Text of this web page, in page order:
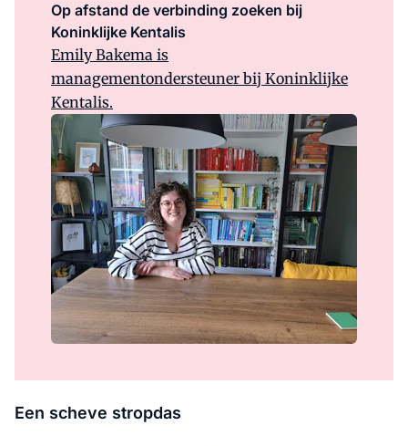
Op afstand de verbinding zoeken bij
Koninklijke Kentalis
Emily Bakema is
managementondersteuner bij Koninklijke
Kentalis.
Een scheve stropdas